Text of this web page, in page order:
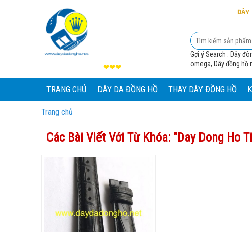
❤❤❤
Gợi ý Search : Dây
omega, Dây đồng hồ
TRANG CHỦ DÂY DA ĐỒNG HỒ THAY DÂY ĐỒNG HỒ
Trang chủ
Các Bài Viết Với Từ Khóa: "Day Dong Ho